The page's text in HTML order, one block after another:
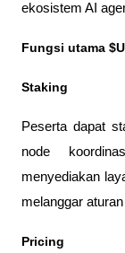
ekosistem AI
Fungsi utama
Staking
Peserta dapat
node
menyediakan
melanggar
Pricing